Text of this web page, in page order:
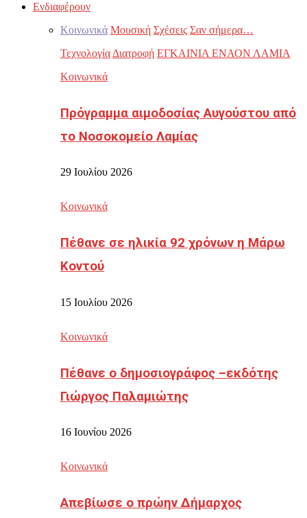
Ενδιαφέρουν
Κοινωνικά Μουσική Σχέσεις Σαν σήμερα…
Τεχνολογία Διατροφή ΕΓΚΑΙΝΙΑ ΕΝΑΟΝ ΛΑΜΙΑ
Κοινωνικά
Πρόγραμμα αιμοδοσίας Αυγούστου από
το Νοσοκομείο Λαμίας
29 Ιουλίου 2026
Κοινωνικά
Πέθανε σε ηλικία 92 χρόνων η Μάρω
Κοντού
15 Ιουλίου 2026
Κοινωνικά
Πέθανε ο δημοσιογράφος –εκδότης
Γιώργος Παλαμιώτης
16 Ιουνίου 2026
Κοινωνικά
Απεβίωσε ο πρώην Δήμαρχος